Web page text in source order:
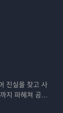
진실을 찾고 사
지 파헤쳐 공정